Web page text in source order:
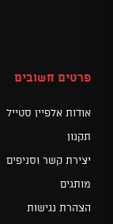
פרטים חשובים
אודות אלפיין סטייל
תקנון
יצירת קשר וסניפים
מותגים
הצהרת נגישות